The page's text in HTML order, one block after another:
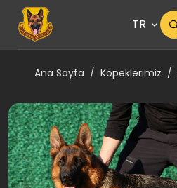
TR
Ana Sayfa Köpeklerimiz